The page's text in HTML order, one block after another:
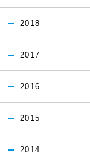
2018
2017
2016
2015
2014